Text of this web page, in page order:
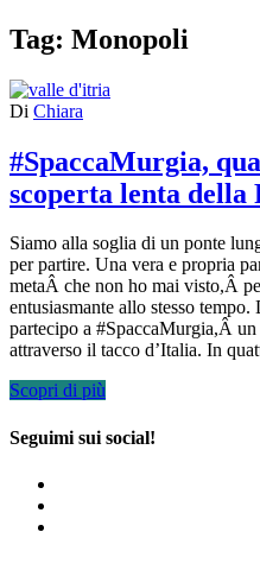
Tag: Monopoli
Di Chiara
#SpaccaMurgia,
scoperta lenta della
Siamo alla soglia di un ponte
per partire. Una vera e propria
metaÂ che non ho mai visto,Â
entusiasmante allo stesso
partecipo a #SpaccaMurgia,Â
attraverso il tacco d’Italia. In
Scopri di più
Seguimi sui social!